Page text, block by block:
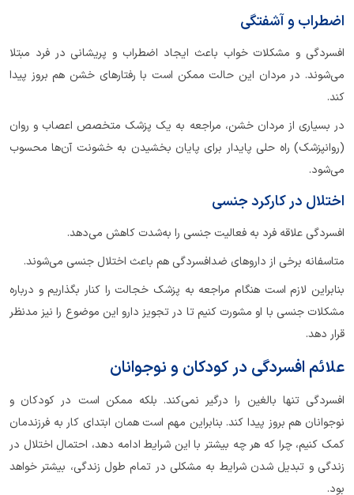
اضطراب و آشفتگی
افسردگی و مشکلات خواب باعث ایجاد اضطراب و پریشانی در فرد مبتلا
می‌شوند. در مردان این حالت ممکن است با رفتارهای خشن هم بروز پیدا
کند.
در بسیاری از مردان خشن، مراجعه به یک پزشک متخصص اعصاب و روان
(روانپزشک) راه حلی پایدار برای پایان بخشیدن به خشونت آن‌ها محسوب
می‌شود.
اختلال در کارکرد جنسی
افسردگی علاقه فرد به فعالیت جنسی را به‌شدت کاهش می‌دهد.
متاسفانه برخی از داروهای ضدافسردگی هم باعث اختلال جنسی می‌شوند.
بنابراین لازم است هنگام مراجعه به پزشک خجالت را کنار بگذاریم و درباره
مشکلات جنسی با او مشورت کنیم تا در تجویز دارو این موضوع را نیز مدنظر
قرار دهد.
علائم افسردگی در کودکان و نوجوانان
افسردگی تنها بالغین را درگیر نمی‌کند. بلکه ممکن است در کودکان و
نوجوانان هم بروز پیدا کند. بنابراین مهم است همان ابتدای کار به فرزندمان
کمک کنیم، چرا که هر چه بیشتر با این شرایط ادامه دهد، احتمال اختلال در
زندگی و تبدیل شدن شرایط به مشکلی در تمام طول زندگی، بیشتر خواهد
بود.